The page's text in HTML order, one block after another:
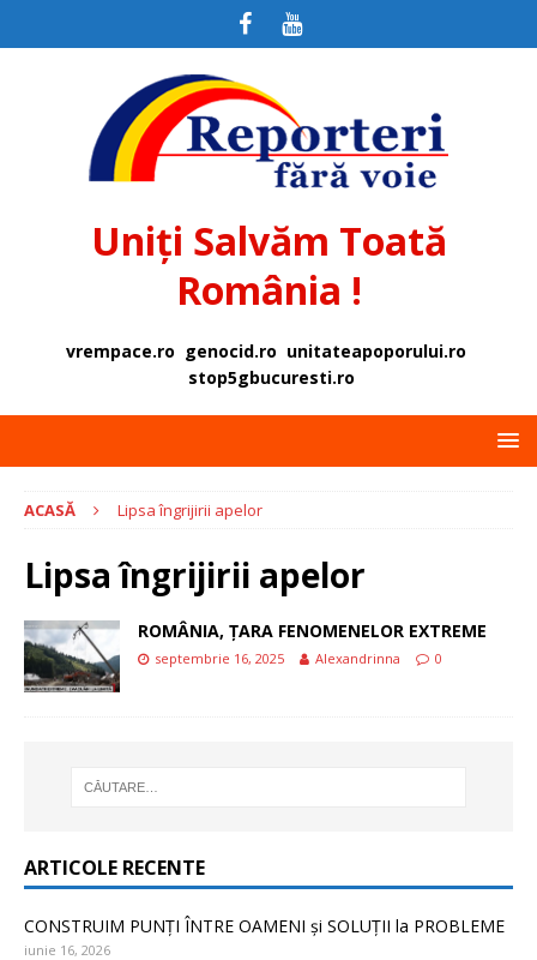
Uniți Salvăm Toată
România !
vrempace.ro genocid.ro unitateapoporului.ro
stop5gbucuresti.ro
ACASĂ Lipsa îngrijirii apelor
Lipsa îngrijirii apelor
ROMÂNIA, ȚARA FENOMENELOR EXTREME
septembrie 16, 2025 Alexandrinna 0
ARTICOLE RECENTE
CONSTRUIM PUNȚI ÎNTRE OAMENI și SOLUȚII la PROBLEME
iunie 16, 2026